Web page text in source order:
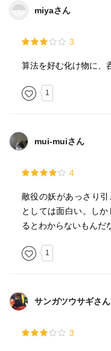
miyaさん
3
算法を好む化け物に、
1
mui-muiさん
4
敵役の妖があっさり
としては面白い。し
るとわからないもんだ
1
サンガツウサギさん
3